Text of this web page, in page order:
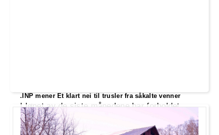
.INP mener Et klart nei til trusler fra såkalte venner
I løpet av de siste månedene har forholdet
mellom Norge og EU blitt satt på prøve,
spesielt med tanke på fiskekvoter